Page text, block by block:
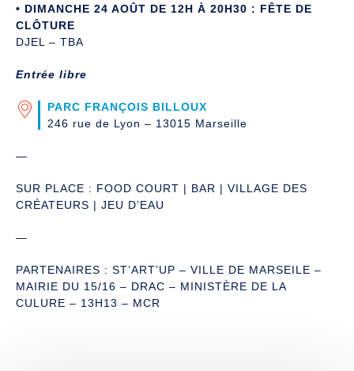
• DIMANCHE 24 AOÛT DE 12H À 20H30 : FÊTE DE
CLÔTURE
DJEL – TBA
Entrée libre
PARC FRANÇOIS BILLOUX
246 rue de Lyon – 13015 Marseille
—
SUR PLACE : FOOD COURT | BAR | VILLAGE DES
CRÉATEURS | JEU D’EAU
—
PARTENAIRES : ST’ART’UP – VILLE DE MARSEILE –
MAIRIE DU 15/16 – DRAC – MINISTÈRE DE LA
CULURE – 13H13 – MCR